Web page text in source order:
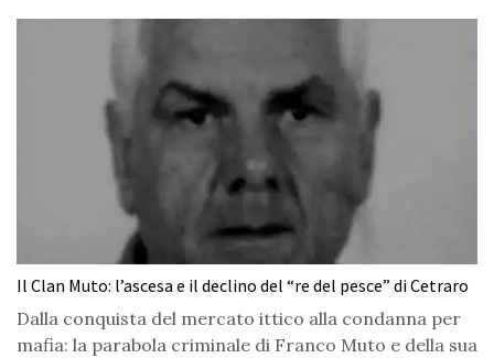
Il Clan Muto: l’ascesa e il declino del “re del pesce” di Cetraro
Dalla conquista del mercato ittico alla condanna per
mafia: la parabola criminale di Franco Muto e della sua